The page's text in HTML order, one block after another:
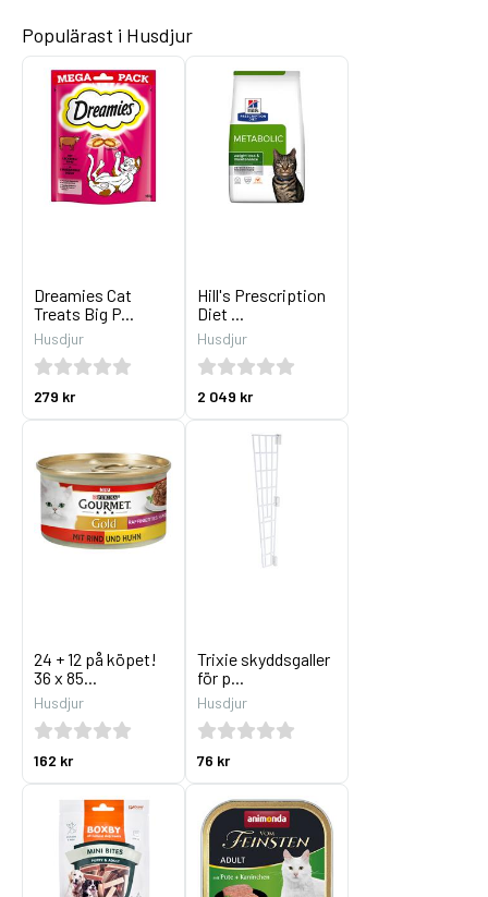
Populärast i Husdjur
Dreamies Cat
Treats Big P...
Husdjur
279 kr
Hill's Prescription
Diet ...
Husdjur
2 049 kr
24 + 12 på köpet!
36 x 85...
Husdjur
162 kr
Trixie skyddsgaller
för p...
Husdjur
76 kr